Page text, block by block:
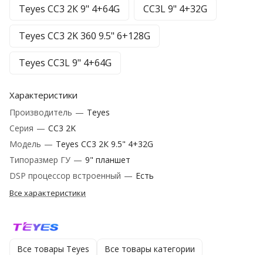
Teyes CC3 2К 9" 4+64G CC3L 9" 4+32G
Teyes CC3 2K 360 9.5" 6+128G
Teyes CC3L 9" 4+64G
Характеристики
Производитель — Teyes
Серия — CC3 2K
Модель — Teyes CC3 2К 9.5" 4+32G
Типоразмер ГУ — 9" планшет
DSP процессор встроенный — Есть
Все характеристики
Все товары Teyes Все товары категории